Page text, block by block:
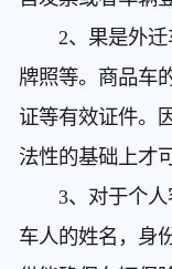
2、果是外迁
牌照等。商品车
证等有效证件。
法性的基础上才
3、对于个人
车人的姓名，身